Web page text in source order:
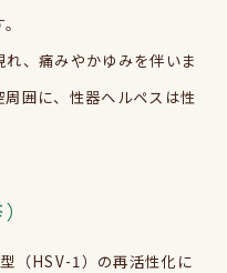
、痛みやかゆみを伴いま
囲に、性器ヘルペスは性
（HSV-1）の再活性化に